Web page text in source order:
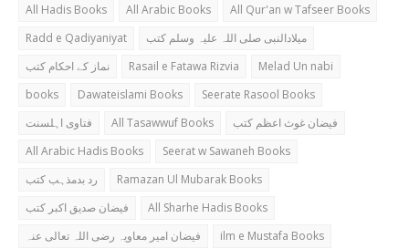
All Hadis Books
All Arabic Books
All Qur'an w Tafseer Books
Radd e Qadiyaniyat
میلادالنبی صلی اللہ علیہ وسلم کتب
نماز کے احکام کتب
Rasail e Fatawa Rizvia
Melad Un nabi
books
Dawateislami Books
Seerate Rasool Books
فتاوی اہلسنت
All Tasawwuf Books
فیضان غوث اعظم کتب
All Arabic Hadis Books
Seerat w Sawaneh Books
رد بدمذہب کتب
Ramazan Ul Mubarak Books
فیضان صدیق اکبر کتب
All Sharhe Hadis Books
فیضان امیر معاویہ رضی اللہ تعالی عنہ
ilm e Mustafa Books